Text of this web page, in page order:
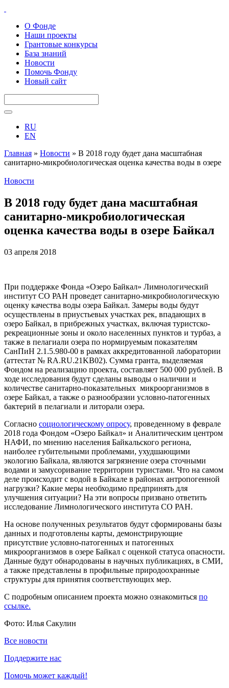
О Фонде
Наши проекты
Грантовые конкурсы
База знаний
Новости
Помочь Фонду
Новый сайт
RU
EN
Главная » Новости » В 2018 году будет дана масштабная
санитарно-микробиологическая оценка качества воды в озере
Новости
В 2018 году будет дана масштабная
санитарно-микробиологическая
оценка качества воды в озере Байкал
03 апреля 2018
При поддержке Фонда «Озеро Байкал» Лимнологический
институт СО РАН проведет санитарно-микробиологическую
оценку качества воды озера Байкал. Замеры воды будут
осуществлены в приустьевых участках рек, впадающих в
озеро Байкал, в прибрежных участках, включая туристско-
рекреационные зоны и около населенных пунктов и турбаз, а
также в пелагиали озера по нормируемым показателям
СанПиН 2.1.5.980-00 в рамках аккредитованной лаборатории
(аттестат № RA.RU.21KB02). Сумма гранта, выделяемая
Фондом на реализацию проекта, составляет 500 000 рублей. В
ходе исследования будут сделаны выводы о наличии и
количестве санитарно-показательных микроорганизмов в
озере Байкал, а также о разнообразии условно-патогенных
бактерий в пелагиали и литорали озера.
Согласно социологическому опросу, проведенному в феврале
2018 года Фондом «Озеро Байкал» и Аналитическим центром
НАФИ, по мнению населения Байкальского региона,
наиболее губительными проблемами, ухудшающими
экологию Байкала, являются загрязнение озера сточными
водами и замусоривание территории туристами. Что на самом
деле происходит с водой в Байкале в районах антропогенной
нагрузки? Какие меры необходимо предпринять для
улучшения ситуации? На эти вопросы призвано ответить
исследование Лимнологического института СО РАН.
На основе полученных результатов будут сформированы базы
данных и подготовлены карты, демонстрирующие
присутствие условно-патогенных и патогенных
микроорганизмов в озере Байкал с оценкой статуса опасности.
Данные будут обнародованы в научных публикациях, в СМИ,
а также представлены в профильные природоохранные
структуры для принятия соответствующих мер.
С подробным описанием проекта можно ознакомиться по
ссылке.
Фото: Илья Сакулин
Все новости
Поддержите нас
Помочь может каждый!